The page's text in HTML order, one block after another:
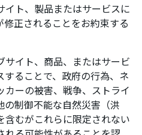
イト、製品またはサービスに
正されることをお約束する
サイト、商品、またはサービ
することで、政府の行為、ネ
カーの被害、戦争、ストライ
の制御不能な自然災害（洪
含むがこれらに限定されない